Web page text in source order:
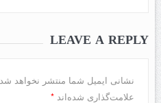
LEAVE A REPLY
نشانی ایمیل شما منتشر نخواهد شد.
علامت‌گذاری شده‌اند *